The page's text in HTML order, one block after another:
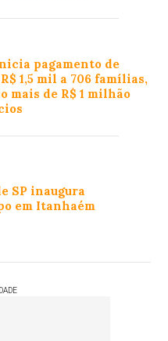
pagamento de
1,5 mil a 706 famílias,
mais de R$ 1 milhão
SP inaugura
em Itanhaém